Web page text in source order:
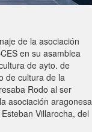
de la asociación
en su asamblea
de ayto. de
de cultura de la
Rodo al ser
asociación aragonesa
Villarocha, del